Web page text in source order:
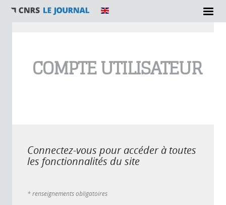
COMPTE UTILISATEUR
Connectez-vous pour accéder à toutes
les fonctionnalités du site
* renseignements obligatoires